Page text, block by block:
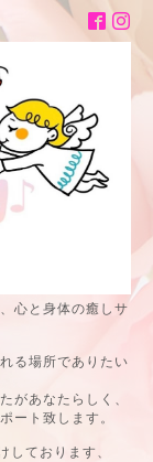
心と身体の癒しサ
る場所でありたい
があなたらしく、
ート致します。
ております、